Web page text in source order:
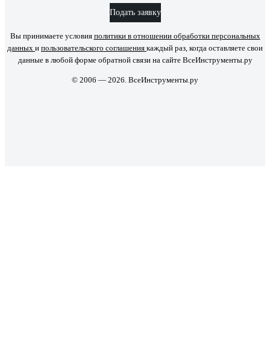
Подать заявку
Вы принимаете условия политики в отношении обработки персональных
данных и пользовательского соглашения каждый раз, когда оставляете свои
данные в любой форме обратной связи на сайте ВсеИнструменты.ру
© 2006 — 2026. ВсеИнструменты.ру